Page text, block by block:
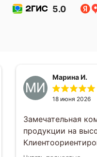
5.0
МИ
Марина И.
18 июня 2026
Замечательная
продукции на
индивидуальном